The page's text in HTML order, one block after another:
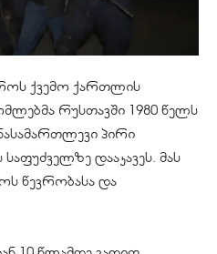
ქვემო ქართლის
რუსთავში 1980 წელს
პირი
დააკავეს. მას
წევრობასა და